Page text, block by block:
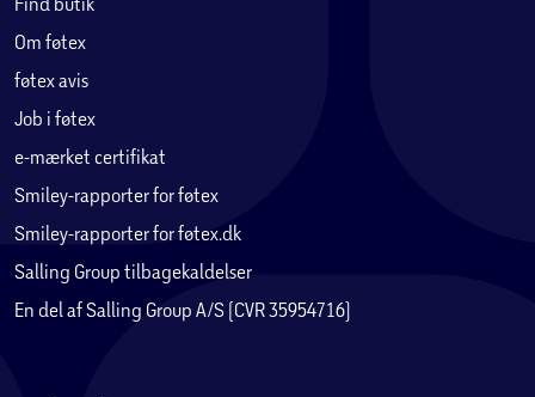
Om føtex
føtex avis
Job i føtex
e-mærket certifikat
Smiley-rapporter for føtex
Smiley-rapporter for føtex.dk
Salling Group tilbagekaldelser
En del af Salling Group A/S (CVR 35954716)